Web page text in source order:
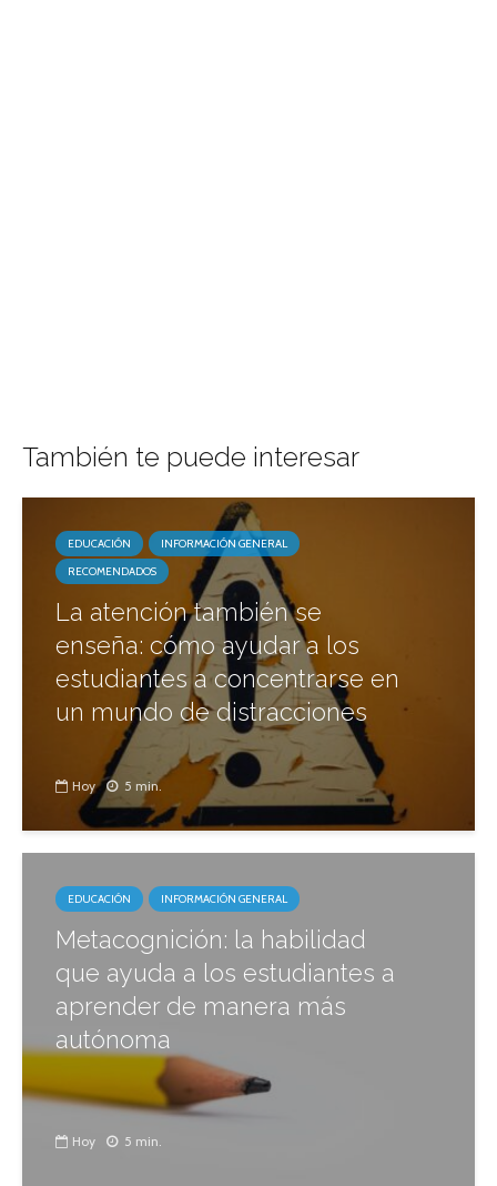
También te puede interesar
EDUCACIÓN
INFORMACIÓN GENERAL
RECOMENDADOS
La atención también se
enseña: cómo ayudar a los
estudiantes a concentrarse en
un mundo de distracciones
Hoy 5 min.
EDUCACIÓN INFORMACIÓN GENERAL
Metacognición: la habilidad
que ayuda a los estudiantes a
aprender de manera más
autónoma
Hoy 5 min.